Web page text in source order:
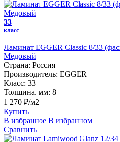
33
класс
Ламинат EGGER Classic 8/33
Медовый
Страна: Россия
Производитель: EGGER
Класс: 33
Толщина, мм: 8
1 270 ₽/м2
Купить
В избранное В избранном
Сравнить